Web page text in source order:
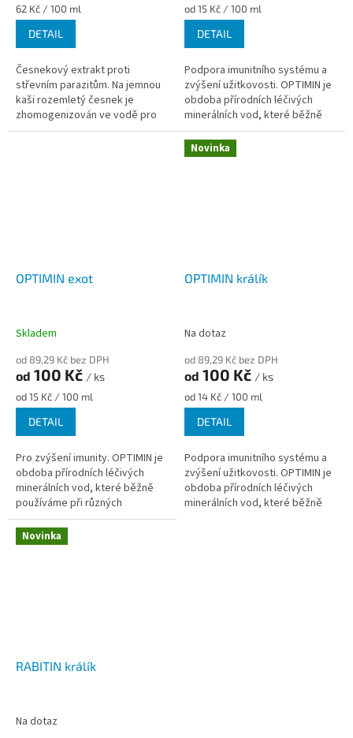
Měrná
cena:
62 Kč / 100 ml
DETAIL
Česnekový extrakt proti
střevním parazitům. Na jemnou
kaši rozemletý česnek je
zhomogenizován ve vodě pro
jednoduché použití v chovu. Na
Měrná
cena:
od 15 Kč / 100 ml
DETAIL
Podpora imunitního systému a
zvýšení užitkovosti. OPTIMIN je
obdoba přírodních léčivých
minerálních vod, které běžně
používáme při různých
zdravotních problémech u...
OPTIMIN exot
Skladem
od 89,29 Kč bez DPH
od 100 Kč / ks
Měrná
cena:
od 15 Kč / 100 ml
DETAIL
Pro zvýšení imunity. OPTIMIN je
obdoba přírodních léčivých
minerálních vod, které běžně
používáme při různých
zdravotních problémech u
lidí. Obdobná je i funkce
tohoto...
Novinka
OPTIMIN králík
Na dotaz
od 89,29 Kč bez DPH
od 100 Kč / ks
Měrná
cena:
od 14 Kč / 100 ml
DETAIL
Podpora imunitního systému a
zvýšení užitkovosti. OPTIMIN je
obdoba přírodních léčivých
minerálních vod, které běžně
Novinka
RABITIN králík
Na dotaz